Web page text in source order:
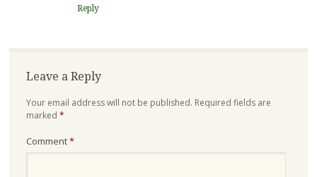
Reply
Leave a Reply
Your email address will not be published. Required fields are
marked *
Comment*